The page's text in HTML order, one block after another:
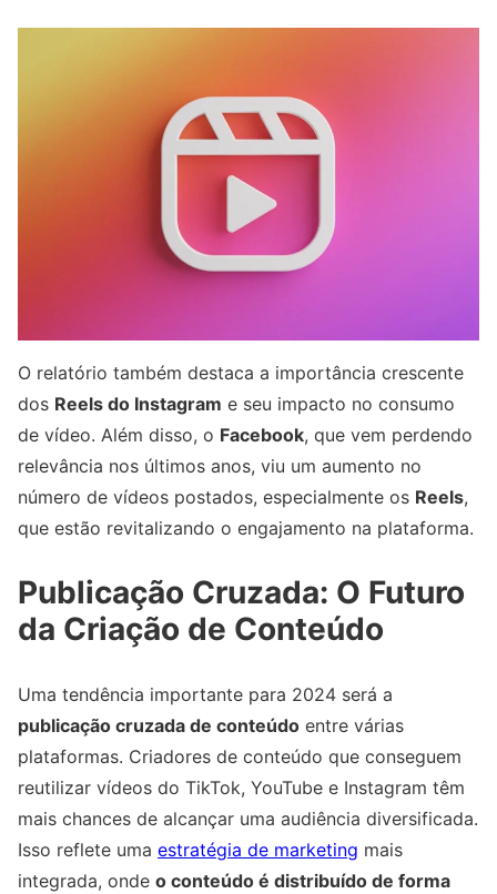
O relatório também destaca a importância crescente
dos Reels do Instagram e seu impacto no consumo
de vídeo. Além disso, o Facebook, que vem perdendo
relevância nos últimos anos, viu um aumento no
número de vídeos postados, especialmente os Reels,
que estão revitalizando o engajamento na plataforma.
Publicação Cruzada: O Futuro
da Criação de Conteúdo
Uma tendência importante para 2024 será a
publicação cruzada de conteúdo entre várias
plataformas. Criadores de conteúdo que conseguem
reutilizar vídeos do TikTok, YouTube e Instagram têm
mais chances de alcançar uma audiência diversificada.
Isso reflete uma estratégia de marketing mais
integrada, onde o conteúdo é distribuído de forma